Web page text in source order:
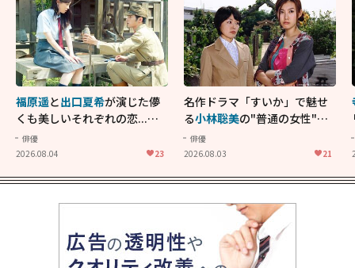
福原遥と出口夏希が演じた儚
くも美しいそれぞれの恋...生
きることの尊さを教えてくれ
た映画「あの花が咲く丘で、
俳優
2026.08.04
23
名作ドラマ「すいか」で魅せ
る小林聡美の"普通の女性"が
大人に刺さる...映画「かもめ
食堂」にも通じる静かな芝居
俳優
2026.08.03
21